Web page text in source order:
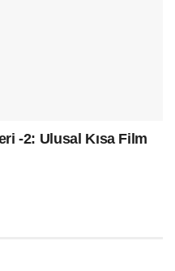
-2: Ulusal Kısa Film